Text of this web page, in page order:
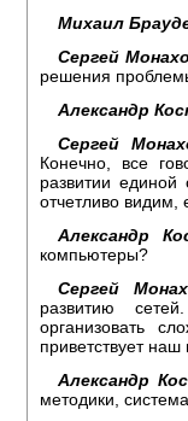
Михаил
Сергей
решения
Александр
Сергей
Конечно, все
развитии
отчетливо видим,
Александр
компьютеры?
Сергей
развитию
организовать
приветствует наш
Александр
методики,